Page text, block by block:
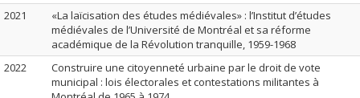
2021
«La laïcisation des études médiévales» : l’Institut d’études
médiévales de l’Université de Montréal et sa réforme
académique de la Révolution tranquille, 1959-1968
2022
Construire une citoyenneté urbaine par le droit de vote
municipal : lois électorales et contestations militantes à